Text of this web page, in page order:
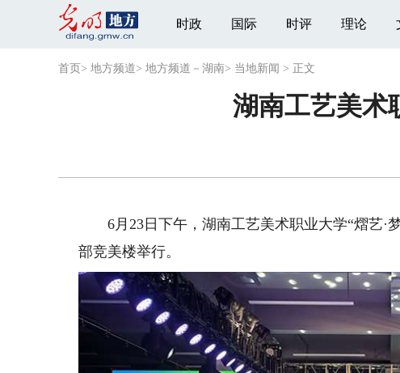
时政 国际 时评 理论
首页 > 地方频道> 地方频道－湖南> 当地新闻 > 正文
湖南工艺美术
6月23日下午，湖南工艺美术职业大学“熠艺·
部竞美楼举行。